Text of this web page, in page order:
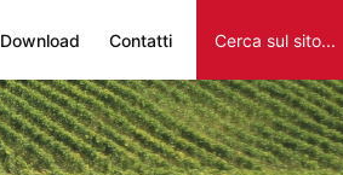
Download Contatti